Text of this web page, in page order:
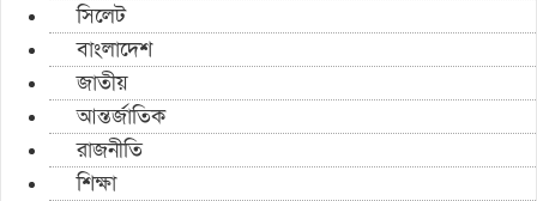
সিলেট
বাংলাদেশ
জাতীয়
আন্তর্জাতিক
রাজনীতি
শিক্ষা